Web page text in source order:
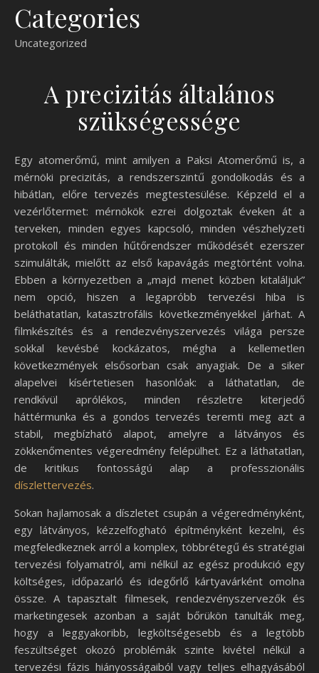
Categories
Uncategorized
A precizitás általános
szükségessége
Egy atomerőmű, mint amilyen a Paksi Atomerőmű is, a
mérnöki precizitás, a rendszerszintű gondolkodás és a
hibátlan, előre tervezés megtestesülése. Képzeld el a
vezérlőtermet: mérnökök ezrei dolgoztak éveken át a
terveken, minden egyes kapcsoló, minden vészhelyzeti
protokoll és minden hűtőrendszer működését ezerszer
szimulálták, mielőtt az első kapavágás megtörtént volna.
Ebben a környezetben a „majd menet közben kitaláljuk”
nem opció, hiszen a legapróbb tervezési hiba is
beláthatatlan, katasztrofális következményekkel járhat. A
filmkészítés és a rendezvényszervezés világa persze
sokkal kevésbé kockázatos, mégha a kellemetlen
következmények elsősorban csak anyagiak. De a siker
alapelvei kísértetiesen hasonlóak: a láthatatlan, de
rendkívül aprólékos, minden részletre kiterjedő
háttérmunka és a gondos tervezés teremti meg azt a
stabil, megbízható alapot, amelyre a látványos és
zökkenőmentes végeredmény felépülhet. Ez a láthatatlan,
de kritikus fontosságú alap a professzionális
díszlettervezés.
Sokan hajlamosak a díszletet csupán a végeredményként,
egy látványos, kézzelfogható építményként kezelni, és
megfeledkeznek arról a komplex, többrétegű és stratégiai
tervezési folyamatról, ami nélkül az egész produkció egy
költséges, időpazarló és idegőrlő kártyavárként omolna
össze. A tapasztalt filmesek, rendezvényszervezők és
marketingesek azonban a saját bőrükön tanulták meg,
hogy a leggyakoribb, legköltségesebb és a legtöbb
feszültséget okozó problémák szinte kivétel nélkül a
tervezési fázis hiányosságaiból vagy teljes elhagyásából